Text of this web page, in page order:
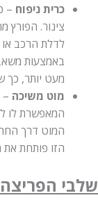
כרית ניפוח– כרית
צינור. הפורץ
לדלת הרכב או
באמצעות משאבה
מעט יותר, כך
מוט משיכה– מוט
המאפשרת לו
המוט דרך החריץ,
הזו פותחת את
הפריצה